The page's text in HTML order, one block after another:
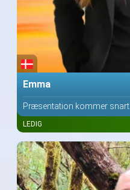
Emma
Præsentation kommer snart
LEDIG